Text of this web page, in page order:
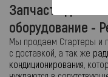
Запчасти
оборудование -
Мы продаем Стартеры и
с доставкой, а так же
кондиционирования ,